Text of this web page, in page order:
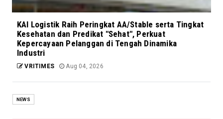
KAI Logistik Raih Peringkat AA/Stable serta Tingkat
Kesehatan dan Predikat "Sehat", Perkuat
Kepercayaan Pelanggan di Tengah Dinamika
Industri
VRITIMES Aug 04, 2026
NEWS